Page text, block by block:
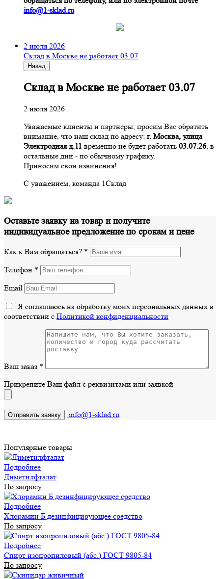
info@1-sklad.ru
2 июля 2026
Склад в Москве не работает 03.07
Назад
Склад в Москве не работает 03.07
2 июля 2026
Уважаемые клиенты и партнеры, просим Вас обратить
внимание, что наш склад по адресу: г. Москва, улица
Электродная д.11 временно не будет работать 03.07.26, в
остальные дни - по обычному графику.
Приносим свои извинения!
С уважением, команда 1Склад
Оставьте заявку на товар и получите
индивидуальное предложение по срокам и цене
Как к Вам обращаться? *
Телефон *
Email
Я соглашаюсь на обработку моих персональных данных в
соответствии с Политикой конфиденциальности
Ваш заказ *
Прикрепите Ваш файл с реквизитами или заявкой
info@1-sklad.ru
Популярные товары
Подробнее
Диметилфталат
По запросу
Подробнее
Хлорамин Б дезинфицирующее средство
По запросу
Подробнее
Спирт изопропиловый (абс.) ГОСТ 9805-84
По запросу